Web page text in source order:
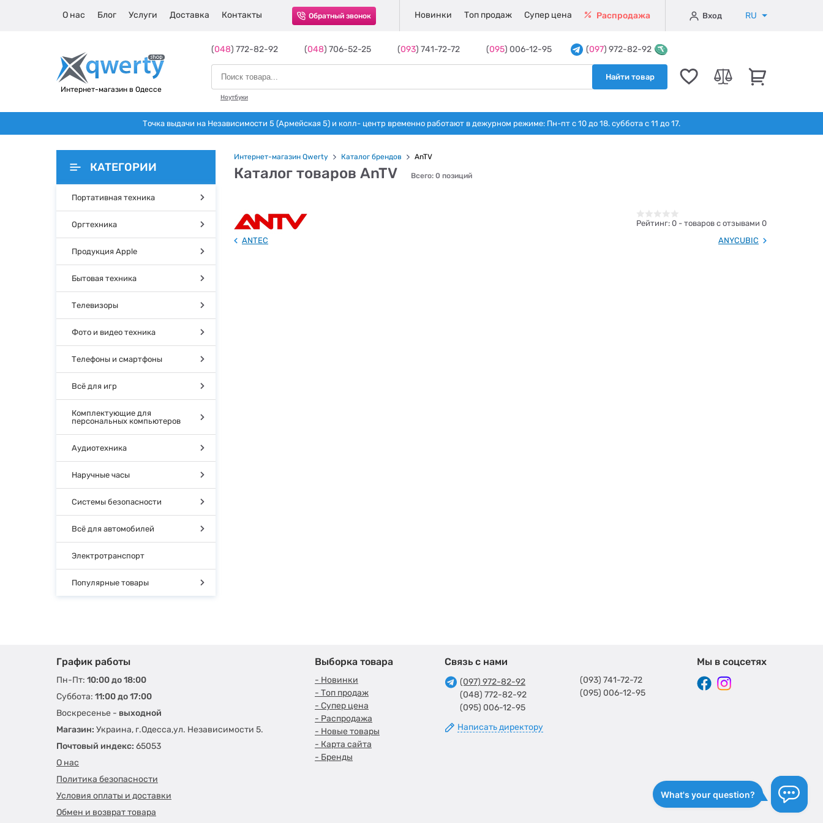
О нас Блог Услуги Доставка Контакты Обратный звонок Новинки Топ продаж Супер цена Распродажа Вход RU
Интернет-магазин в Одессе
(048) 772-82-92 (048) 706-52-25 (093) 741-72-72 (095) 006-12-95 (097) 972-82-92
Найти товар
Ноутбуки
Точка выдачи на Независимости 5 (Армейская 5) и колл- центр временно работают в дежурном режиме: Пн-пт с 10 до 18. суббота с 11 до 17.
КАТЕГОРИИ
Портативная техника
Оргтехника
Продукция Apple
Бытовая техника
Телевизоры
Фото и видео техника
Телефоны и смартфоны
Всё для игр
Комплектующие для
персональных компьютеров
Аудиотехника
Наручные часы
Системы безопасности
Всё для автомобилей
Электротранспорт
Популярные товары
Интернет-магазин Qwerty Каталог брендов AnTV
Каталог товаров AnTV Всего: 0 позиций
Рейтинг: 0 - товаров с отзывами 0
ANTEC
ANYCUBIC
График работы
Пн-Пт: 10:00 до 18:00
Суббота: 11:00 до 17:00
Воскресенье - выходной
Магазин: Украина, г.Одесса,ул. Независимости 5.
Почтовый индекс: 65053
О нас
Политика безопасности
Условия оплаты и доставки
Обмен и возврат товара
Выборка товара
- Новинки
- Топ продаж
- Супер цена
- Распродажа
- Новые товары
- Карта сайта
- Бренды
Связь с нами
(097) 972-82-92
(048) 772-82-92
(095) 006-12-95
Написать директору
(093) 741-72-72
(095) 006-12-95
Мы в соцсетях